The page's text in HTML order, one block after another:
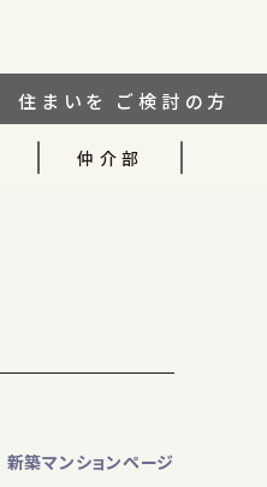
住まいを ご検討の方
仲介部
新築マンションページ